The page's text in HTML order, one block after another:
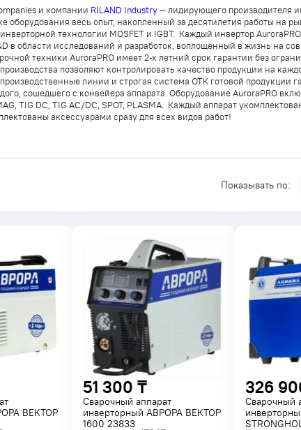
и компании RILAND Industry— лидирующего производителя
весь опыт, накопленный за десятилетия работы на
технологии MOSFET и IGBT. Каждый инвертор
в области исследований и разработок, воплощенный в жизнь на
техники AuroraPRO имеет 2-х летний срок гарантии без
позволяют контролировать качество продукции на
линии и строгая система ОТК готовой продукции
сошедшего с конвейера аппарата. Оборудование AuroraPRO
TIG DC, TIG AC/DC, SPOT, PLASMA. Каждый аппарат
аксессуарами сразу для всех видов работ!
Показывать по:
ВЕКТОР
51 300 ₸
Сварочный аппарат
инверторный АВРОРА ВЕКТОР
1600 23833
326
Сварочный